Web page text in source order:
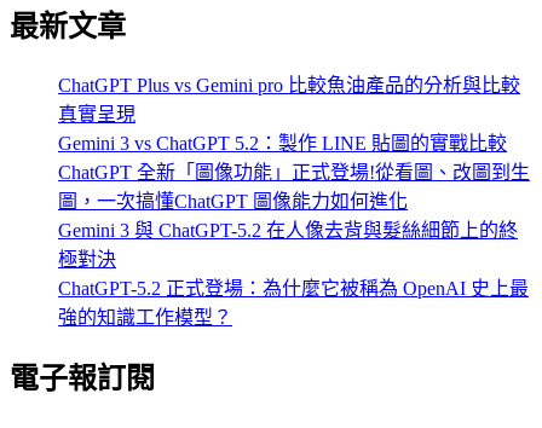
最新文章
ChatGPT Plus vs Gemini pro 比較魚油產品的分析與比較
真實呈現
Gemini 3 vs ChatGPT 5.2：製作 LINE 貼圖的實戰比較
ChatGPT 全新「圖像功能」正式登場!從看圖、改圖到生
圖，一次搞懂ChatGPT 圖像能力如何進化
Gemini 3 與 ChatGPT-5.2 在人像去背與髮絲細節上的終
極對決
ChatGPT-5.2 正式登場：為什麼它被稱為 OpenAI 史上最
強的知識工作模型？
電子報訂閱